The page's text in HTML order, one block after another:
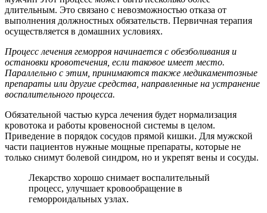
длительным. Это связано с невозможностью отказа от
выполнения должностных обязательств. Первичная терапия
осуществляется в домашних условиях.
Процесс лечения геморроя начинается с обезболивания и
остановки кровотечения, если таковое имеет место.
Параллельно с этим, принимаются также медикаментозные
препараты или другие средства, направленные на устранение
воспалительного процесса.
Обязательной частью курса лечения будет нормализация
кровотока и работы кровеносной системы в целом.
Приведение в порядок сосудов прямой кишки. Для мужской
части пациентов нужные мощные препараты, которые не
только снимут болевой синдром, но и укрепят вены и сосуды.
Лекарство хорошо снимает воспалительный
процесс, улучшает кровообращение в
геморроидальных узлах.